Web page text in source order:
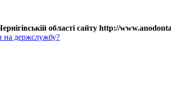
області сайту http://
на держслужбу?